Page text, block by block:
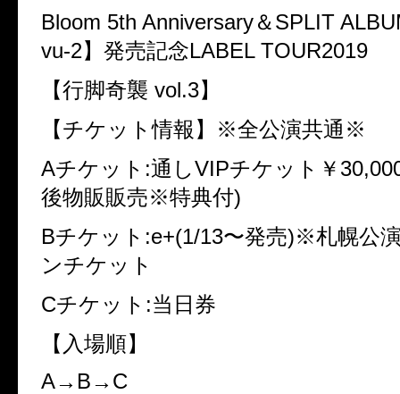
Bloom 5th Anniversary＆SPLIT
vu-2】発売記念LABEL TOUR2019
【行脚奇襲 vol.3】
【チケット情報】※全公演共通※
Aチケット:通しVIPチケット￥
後物販販売※特典付)
Bチケット:e+(1/13〜発売)※札幌公
ンチケット
Cチケット:当日券
【入場順】
A→B→C